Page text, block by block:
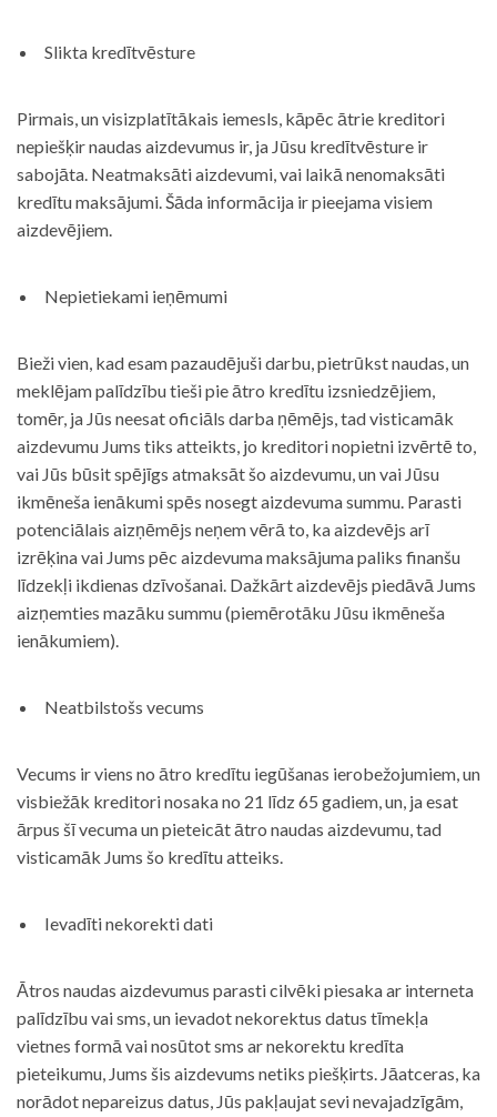
Slikta kredītvēsture
Pirmais, un visizplatītākais iemesls, kāpēc ātrie kreditori
nepiešķir naudas aizdevumus ir, ja Jūsu kredītvēsture ir
sabojāta. Neatmaksāti aizdevumi, vai laikā nenomaksāti
kredītu maksājumi. Šāda informācija ir pieejama visiem
aizdevējiem.
Nepietiekami ieņēmumi
Bieži vien, kad esam pazaudējuši darbu, pietrūkst naudas, un
meklējam palīdzību tieši pie ātro kredītu izsniedzējiem,
tomēr, ja Jūs neesat oficiāls darba ņēmējs, tad visticamāk
aizdevumu Jums tiks atteikts, jo kreditori nopietni izvērtē to,
vai Jūs būsit spējīgs atmaksāt šo aizdevumu, un vai Jūsu
ikmēneša ienākumi spēs nosegt aizdevuma summu. Parasti
potenciālais aizņēmējs neņem vērā to, ka aizdevējs arī
izrēķina vai Jums pēc aizdevuma maksājuma paliks finanšu
līdzekļi ikdienas dzīvošanai. Dažkārt aizdevējs piedāvā Jums
aizņemties mazāku summu (piemērotāku Jūsu ikmēneša
ienākumiem).
Neatbilstošs vecums
Vecums ir viens no ātro kredītu iegūšanas ierobežojumiem, un
visbiežāk kreditori nosaka no 21 līdz 65 gadiem, un, ja esat
ārpus šī vecuma un pieteicāt ātro naudas aizdevumu, tad
visticamāk Jums šo kredītu atteiks.
Ievadīti nekorekti dati
Ātros naudas aizdevumus parasti cilvēki piesaka ar interneta
palīdzību vai sms, un ievadot nekorektus datus tīmekļa
vietnes formā vai nosūtot sms ar nekorektu kredīta
pieteikumu, Jums šis aizdevums netiks piešķirts. Jāatceras, ka
norādot nepareizus datus, Jūs pakļaujat sevi nevajadzīgām,